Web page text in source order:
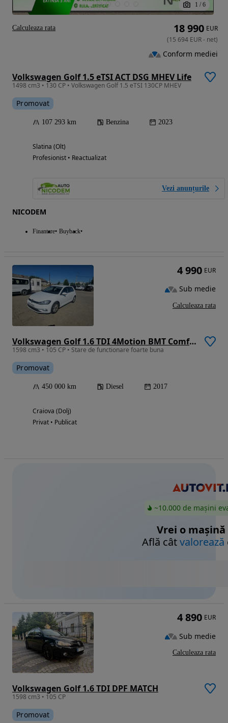
1 / 6
Volkswagen Golf 1.5 eTSI ACT DSG MHEV Life
1498 cm3 • 130 CP • Volkswagen Golf 1.5 eTSI 130CP MHEV
Promovat
107 293 km Benzina 2023
Slatina (Olt)
Profesionist • Reactualizat
Vezi anunțurile
NICODEM
Finantare Buyback
18 990 EUR
(15 694 EUR- net)
Conform mediei
Calculeaza rata
Volkswagen Golf 1.6 TDI 4Motion BMT Comfortline
1598 cm3 • 105 CP • Stare de functionare foarte buna
Promovat
450 000 km Diesel 2017
Craiova (Dolj)
Privat • Publicat
4 990 EUR
Sub medie
Calculeaza rata
~10.000 de mașini
Vrei o mașină
Află câtvalorează
Volkswagen Golf 1.6 TDI DPF MATCH
1598 cm3 • 105 CP
Promovat
4 890 EUR
Sub medie
Calculeaza rata